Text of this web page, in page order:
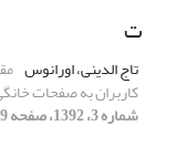
ت
تاج الدینی، اورانوس
کاربران به صفحات
شماره 3، 1392، صفحه 59-79]